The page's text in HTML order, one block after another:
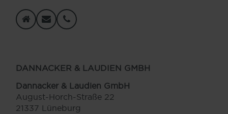
DANNACKER & LAUDIEN GMBH
Dannacker & Laudien GmbH
August-Horch-Straße 22
21337 Lüneburg